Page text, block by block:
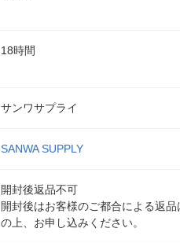
18時間
サンワサプライ
SANWA SUPPLY
開封後返品不可
開封後はお客様のご都合による返
の上、お申し込みください。